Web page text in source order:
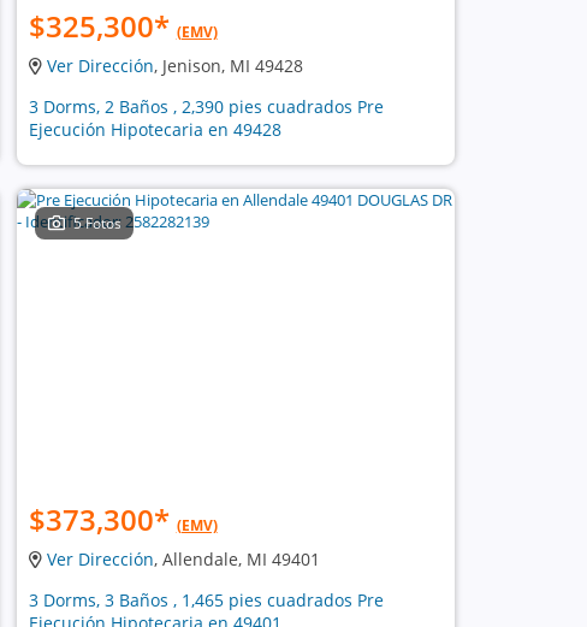
$325,300* (EMV)
Ver Dirección, Jenison, MI 49428
3 Dorms, 2 Baños , 2,390 pies cuadrados Pre
Ejecución Hipotecaria en 49428
5 Fotos
$373,300* (EMV)
Ver Dirección, Allendale, MI 49401
3 Dorms, 3 Baños , 1,465 pies cuadrados Pre